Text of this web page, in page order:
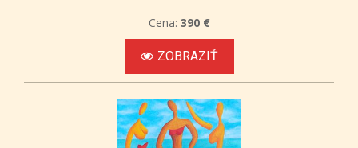
Cena: 390 €
ZOBRAZIŤ